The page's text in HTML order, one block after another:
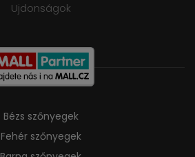
Ujdonságok
Bézs szőnyegek
Fehér szőnyegek